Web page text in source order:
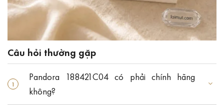
Câu hỏi thường gặp
Pandora 188421C04 có phải chính hãng
không?